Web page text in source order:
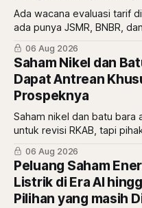
Ada wacana evaluasi tarif
ada punya JSMR, BNBR,
06 Aug 2026
Saham Nikel dan
Dapat Antrean
Prospeknya
Saham nikel dan batu bara
untuk revisi RKAB, tapi
adalah pemberi rasio
06 Aug 2026
Peluang Saham
Listrik di Era AI
Pilihan yang masih